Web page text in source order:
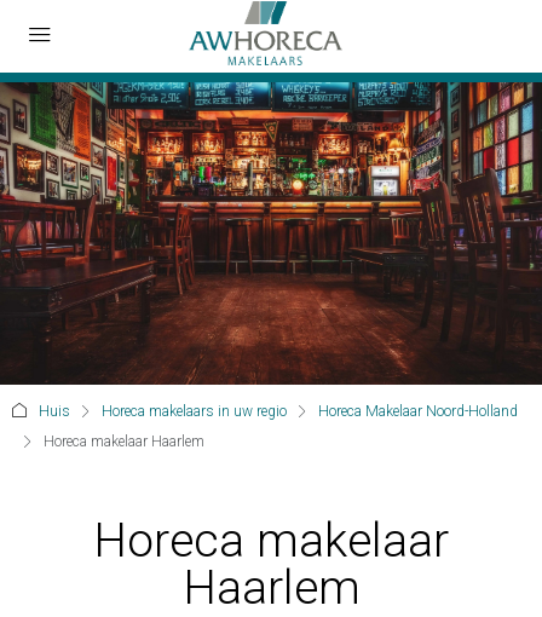
Huis Horeca makelaars in uw regio
Horeca Makelaar Noord-Holland
Horeca makelaar Haarlem
Horeca makelaar
Haarlem